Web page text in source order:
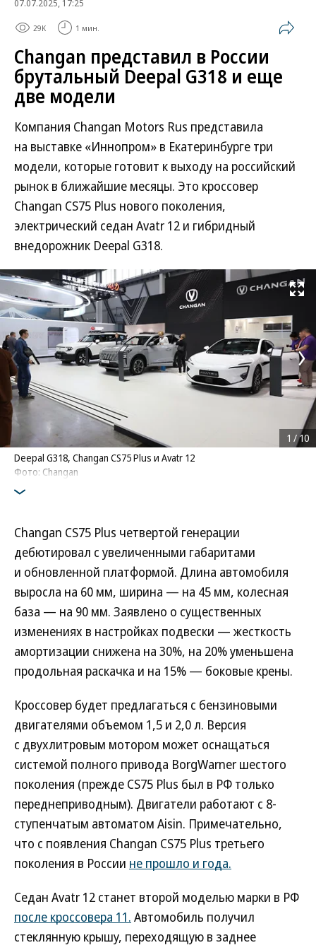
07.07.2025, 17:25
29K 1 мин.
Changan представил в России
брутальный Deepal G318 и еще
две модели
Компания Changan Motors Rus представила
на выставке «Иннопром» в Екатеринбурге три
модели, которые готовит к выходу на российский
рынок в ближайшие месяцы. Это кроссовер
Changan CS75 Plus нового поколения,
электрический седан Avatr 12 и гибридный
внедорожник Deepal G318.
Развернуть
Deepal G318, Changan CS75 Plus и Avatr 12
Фото: Changan
1 /10
Changan CS75 Plus четвертой генерации
дебютировал с увеличенными габаритами
и обновленной платформой. Длина автомобиля
выросла на 60 мм, ширина — на 45 мм, колесная
база — на 90 мм. Заявлено о существенных
изменениях в настройках подвески — жесткость
амортизации снижена на 30%, на 20% уменьшена
продольная раскачка и на 15% — боковые крены.
Кроссовер будет предлагаться с бензиновыми
двигателями объемом 1,5 и 2,0 л. Версия
с двухлитровым мотором может оснащаться
системой полного привода BorgWarner шестого
поколения (прежде CS75 Plus был в РФ только
переднеприводным). Двигатели работают с 8-
ступенчатым автоматом Aisin. Примечательно,
что с появления Changan CS75 Plus третьего
поколения в России не прошло и года.
Седан Avatr 12 станет второй моделью марки в РФ
после кроссовера 11. Автомобиль получил
стеклянную крышу, переходящую в заднее